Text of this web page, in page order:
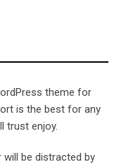
theme for
is the best for any
trust enjoy.
will be distracted by